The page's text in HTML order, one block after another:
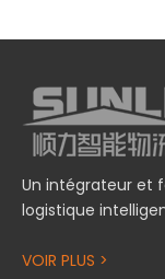
Un intégrateur et
logistique
VOIR PLUS >